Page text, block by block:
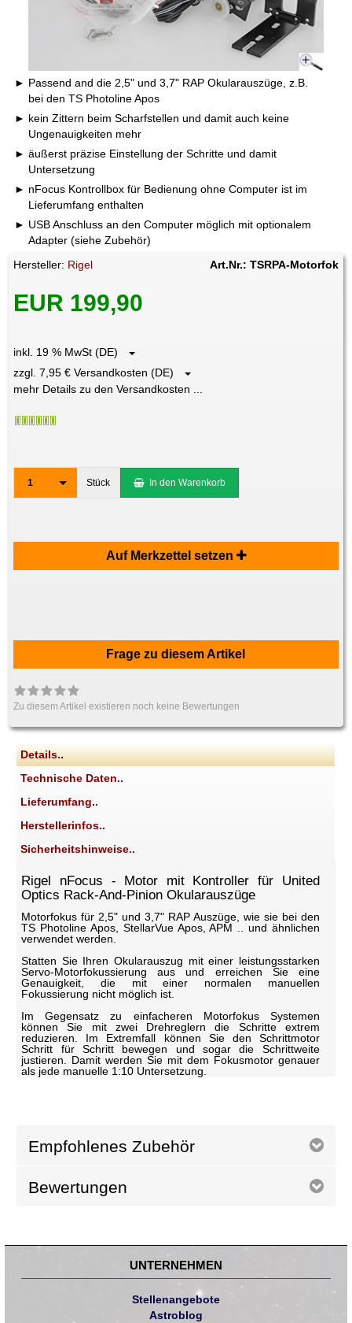
Passend and die 2,5" und 3,7" RAP Okularauszüge, z.B.
bei den TS Photoline Apos
kein Zittern beim Scharfstellen und damit auch keine
Ungenauigkeiten mehr
äußerst präzise Einstellung der Schritte und damit
Untersetzung
nFocus Kontrollbox für Bedienung ohne Computer ist im
Lieferumfang enthalten
USB Anschluss an den Computer möglich mit optionalem
Adapter (siehe Zubehör)
Hersteller: Rigel Art.Nr.: TSRPA-Motorfok
EUR 199,90
inkl. 19 % MwSt (DE)
zzgl. 7,95 € Versandkosten (DE)
mehr Details zu den Versandkosten ...
1 Stück In den Warenkorb
Auf Merkzettel setzen
Frage zu diesem Artikel
Zu diesem Artikel existieren noch keine Bewertungen
Details..
Technische Daten..
Lieferumfang..
Herstellerinfos..
Sicherheitshinweise..
Rigel nFocus - Motor mit Kontroller für United
Optics Rack-And-Pinion Okularauszüge
Motorfokus für 2,5" und 3,7" RAP Auszüge, wie sie bei den
TS Photoline Apos, StellarVue Apos, APM .. und ähnlichen
verwendet werden.
Statten Sie Ihren Okularauszug mit einer leistungsstarken
Servo-Motorfokussierung aus und erreichen Sie eine
Genauigkeit, die mit einer normalen manuellen
Fokussierung nicht möglich ist.
Im Gegensatz zu einfacheren Motorfokus Systemen
können Sie mit zwei Drehreglern die Schritte extrem
reduzieren. Im Extremfall können Sie den Schrittmotor
Schritt für Schritt bewegen und sogar die Schrittweite
justieren. Damit werden Sie mit dem Fokusmotor genauer
als jede manuelle 1:10 Untersetzung.
Empfohlenes Zubehör
Bewertungen
UNTERNEHMEN
Stellenangebote
Astroblog